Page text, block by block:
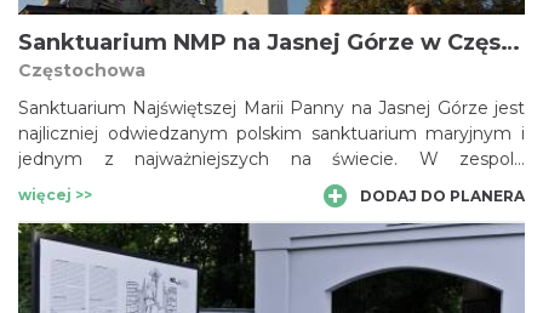
Sanktuarium NMP na Jasnej Górze w Częstochowie (Jasna Góra)
Częstochowa
Sanktuarium Najświętszej Marii Panny na Jasnej Górze jest
najliczniej odwiedzanym polskim sanktuarium maryjnym i
jednym z najważniejszych na świecie. W zespole
klasztornym ojców paulinów czci się będący bizantyńską
ikoną, cudowny wizerunek Marii z Dzieciątkiem, który do
Częstochowy został przywieziony w XV wieku. Obecne
zabudowania zespołu klasztornego pochodzą głównie z
XVII stulecia i reprezentują styl barokowy.
więcej >> DODAJ DO PLANERA